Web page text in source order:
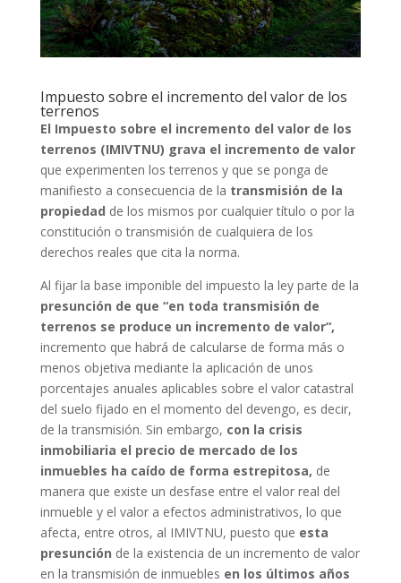
Impuesto sobre el incremento del valor de los
terrenos
El Impuesto sobre el incremento del valor de los
terrenos (IMIVTNU) grava el incremento de valor
que experimenten los terrenos y que se ponga de
manifiesto a consecuencia de la transmisión de la
propiedad de los mismos por cualquier título o por la
constitución o transmisión de cualquiera de los
derechos reales que cita la norma.
Al fijar la base imponible del impuesto la ley parte de la
presunción de que “en toda transmisión de
terrenos se produce un incremento de valor“,
incremento que habrá de calcularse de forma más o
menos objetiva mediante la aplicación de unos
porcentajes anuales aplicables sobre el valor catastral
del suelo fijado en el momento del devengo, es decir,
de la transmisión. Sin embargo, con la crisis
inmobiliaria el precio de mercado de los
inmuebles ha caído de forma estrepitosa, de
manera que existe un desfase entre el valor real del
inmueble y el valor a efectos administrativos, lo que
afecta, entre otros, al IMIVTNU, puesto que esta
presunción de la existencia de un incremento de valor
en la transmisión de inmuebles en los últimos años